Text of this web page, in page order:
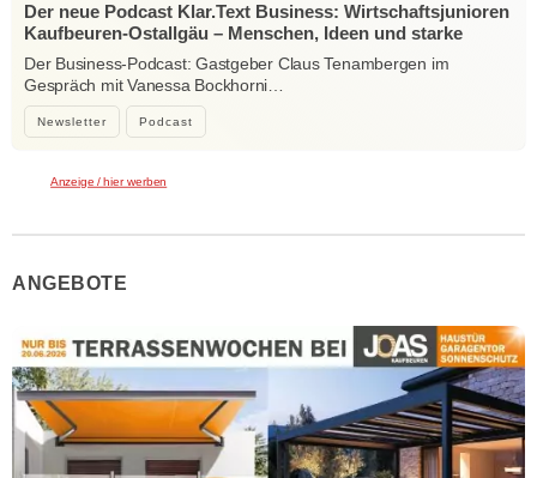
Newsletter Podcast
Der neue Podcast Klar.Text Business: Wirtschaftsjunioren
Kaufbeuren-Ostallgäu – Menschen, Ideen und starke
Verbindungen
Der Business-Podcast: Gastgeber Claus Tenambergen im
Gespräch mit Vanessa Bockhorni…
Anzeige / hier werben
ANGEBOTE